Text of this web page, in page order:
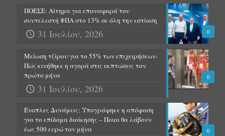
0
ΠΟΕΣΕ: Αίτημα για επαναφορά του
συντελεστή ΦΠΑ στο 13% σε όλη την εστίαση
31 Ιουλίου, 2026
0
Μείωση τζίρου για το 55% των επιχειρήσεων-
Πώς κινήθηκε η αγορά στις εκπτώσεις τον
πρώτο μήνα
31 Ιουλίου, 2026
0
Ένοπλες Δυνάμεις: Υπογράφηκε η απόφαση
για το επίδομα διοίκησης – Ποιοι θα λάβουν
έως 500 ευρώ τον μήνα